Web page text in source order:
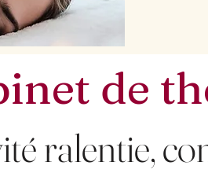
de
ralentie,